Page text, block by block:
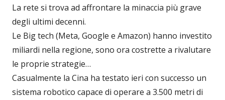
La rete si trova ad affrontare la minaccia più grave
degli ultimi decenni.
Le Big tech (Meta, Google e Amazon) hanno investito
miliardi nella regione, sono ora costrette a rivalutare
le proprie strategie…
Casualmente la Cina ha testato ieri con successo un
sistema robotico capace di operare a 3.500 metri di